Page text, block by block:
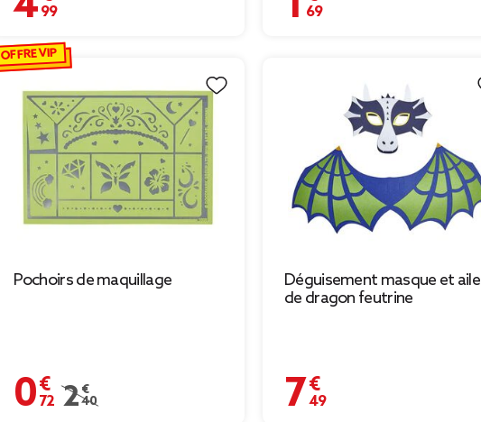
Pochoirs de maquillage
0,72 €
Prix remisé de 2,40 € à 0,72 €
2,40 €
OFFRE VIP
Déguisement masque et aile
de dragon feutrine
7,49 €